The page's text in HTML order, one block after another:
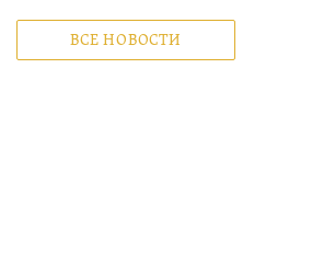
ВСЕ НОВОСТИ